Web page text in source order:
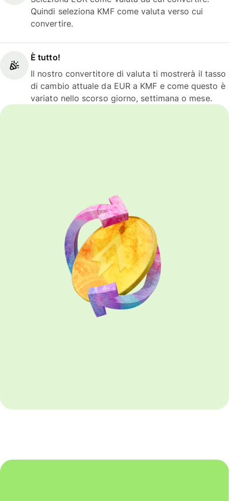
Quindi seleziona KMF come valuta verso cui
convertire.
È tutto!
Il nostro convertitore di valuta ti mostrerà il tasso
di cambio attuale da EUR a KMF e come questo è
variato nello scorso giorno, settimana o mese.